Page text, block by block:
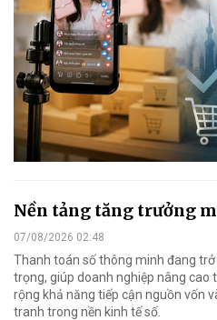
Nền tảng tăng trưởng
07/08/2026 02:48
Thanh toán số thông minh đang
trọng, giúp doanh nghiệp nâng cao
rộng khả năng tiếp cận nguồn vốn
tranh trong nền kinh tế số.